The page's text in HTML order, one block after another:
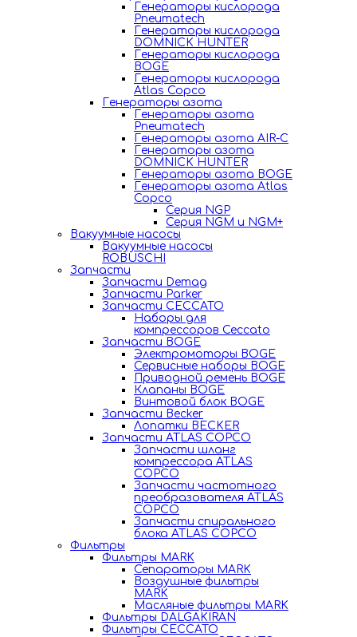
Генераторы кислорода
Pneumatech
Генераторы кислорода
DOMNICK HUNTER
Генераторы кислорода
BOGE
Генераторы кислорода
Atlas Copco
Генераторы азота
Генераторы азота
Pneumatech
Генераторы азота AIR-C
Генераторы азота
DOMNICK HUNTER
Генераторы азота BOGE
Генераторы азота Atlas
Copco
Серия NGP
Серия NGM и NGM+
Вакуумные насосы
Вакуумные насосы
ROBUSCHI
Запчасти
Запчасти Demag
Запчасти Parker
Запчасти CECCATO
Наборы для
компрессоров Ceccato
Запчасти BOGE
Электромоторы BOGE
Сервисные наборы BOGE
Приводной ремень BOGE
Клапаны BOGE
Винтовой блок BOGE
Запчасти Becker
Лопатки BECKER
Запчасти ATLAS COPCO
Запчасти шланг
компрессора ATLAS
COPCO
Запчасти частотного
преобразователя ATLAS
COPCO
Запчасти спирального
блока ATLAS COPCO
Фильтры
Фильтры MARK
Сепараторы MARK
Воздушные фильтры
MARK
Масляные фильтры MARK
Фильтры DALGAKIRAN
Фильтры CECCATO